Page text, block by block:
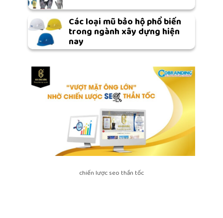
Các loại mũ bảo hộ phổ biến
trong ngành xây dựng hiện
nay
chiến lược seo thần tốc